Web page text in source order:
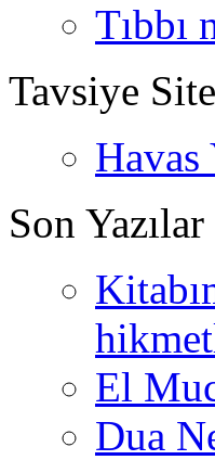
Tıbbı
Tavsiye
Havas
Son Yazılar
El
Dua